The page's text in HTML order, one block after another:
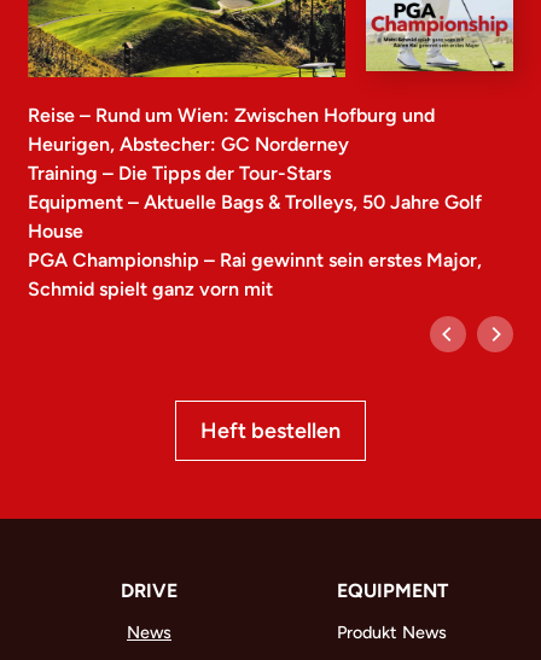
Reise – Rund um Wien: Zwischen Hofburg und
Heurigen, Abstecher: GC Norderney
Training – Die Tipps der Tour-Stars
Equipment – Aktuelle Bags & Trolleys, 50 Jahre Golf
House
PGA Championship – Rai gewinnt sein erstes Major,
Schmid spielt ganz vorn mit
Heft bestellen
DRIVE
News
EQUIPMENT
Produkt News